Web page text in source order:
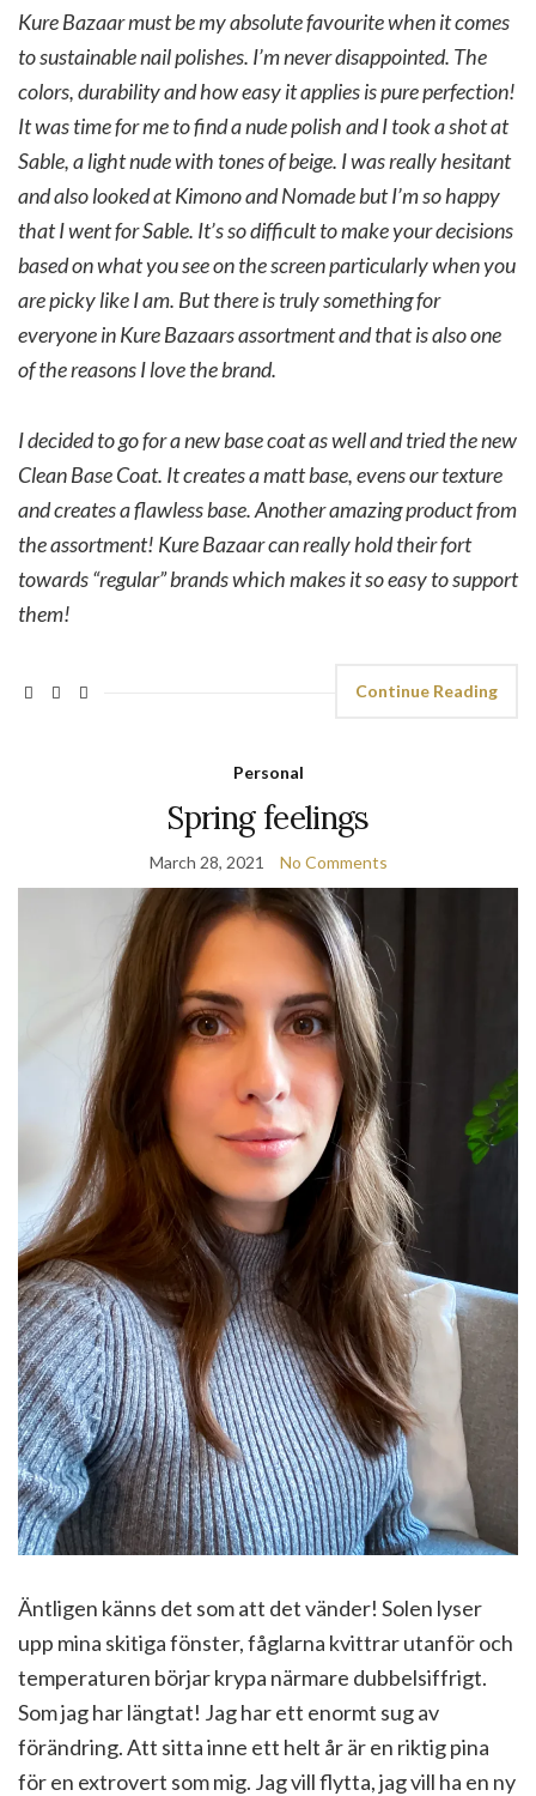
Kure Bazaar must be my absolute favourite when it comes
to sustainable nail polishes. I’m never disappointed. The
colors, durability and how easy it applies is pure perfection!
It was time for me to find a nude polish and I took a shot at
Sable, a light nude with tones of beige. I was really hesitant
and also looked at Kimono and Nomade but I’m so happy
that I went for Sable. It’s so difficult to make your decisions
based on what you see on the screen particularly when you
are picky like I am. But there is truly something for
everyone in Kure Bazaars assortment and that is also one
of the reasons I love the brand.
I decided to go for a new base coat as well and tried the new
Clean Base Coat. It creates a matt base, evens our texture
and creates a flawless base. Another amazing product from
the assortment! Kure Bazaar can really hold their fort
towards “regular” brands which makes it so easy to support
them!
Continue Reading
Personal
Spring feelings
March 28, 2021 No Comments
Äntligen känns det som att det vänder! Solen lyser
upp mina skitiga fönster, fåglarna kvittrar utanför och
temperaturen börjar krypa närmare dubbelsiffrigt.
Som jag har längtat! Jag har ett enormt sug av
förändring. Att sitta inne ett helt år är en riktig pina
för en extrovert som mig. Jag vill flytta, jag vill ha en ny